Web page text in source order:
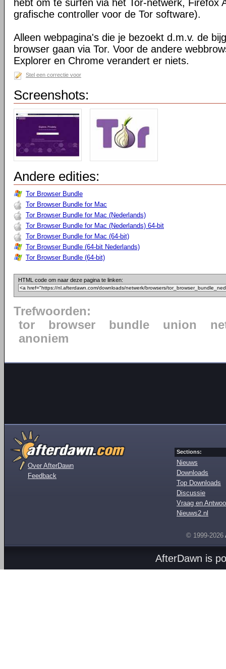
hebt om te surfen via het Tor-netwerk, Firefox
grafische controller voor de Tor software).
Alleen webpagina's die je bezoekt d.m.v. de
browser gaan via Tor. Voor de andere
Explorer en Chrome verandert er niets.
Stel een correctie voor
Screenshots:
Andere edities:
Tor Browser Bundle
Tor Browser Bundle for Mac
Tor Browser Bundle for Mac (Nederlands)
Tor Browser Bundle for Mac (Nederlands) 64-bit
Tor Browser Bundle for Mac (64-bit)
Tor Browser Bundle (64-bit Nederlands)
Tor Browser Bundle (64-bit)
HTML code om naar deze pagina te linken:
Trefwoorden:
tor
browser bundle union
anoniem
Over AfterDawn
Feedback
Sections:
Nieuws
Downloads
Top Downloads
Discussie
Vraag en
Nieuws2.nl
© 1999-2026
AfterDawn is